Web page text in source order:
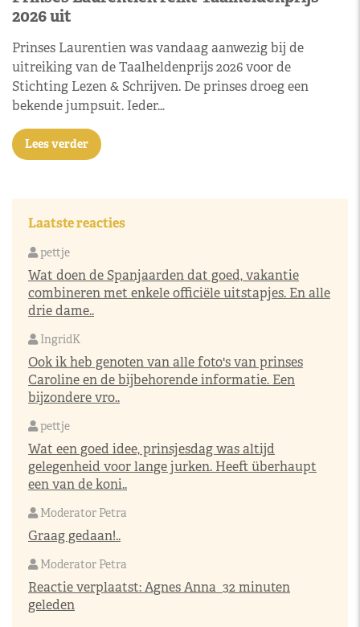
2026 uit
Prinses Laurentien was vandaag aanwezig bij de
uitreiking van de Taalheldenprijs 2026 voor de
Stichting Lezen & Schrijven. De prinses droeg een
bekende jumpsuit. Ieder…
Lees verder
Laatste reacties
pettje
Wat doen de Spanjaarden dat goed, vakantie
combineren met enkele officiële uitstapjes. En alle
drie dame..
IngridK
Ook ik heb genoten van alle foto's van prinses
Caroline en de bijbehorende informatie. Een
bijzondere vro..
pettje
Wat een goed idee, prinsjesdag was altijd
gelegenheid voor lange jurken. Heeft überhaupt
een van de koni..
Moderator Petra
Graag gedaan!..
Moderator Petra
Reactie verplaatst:Agnes Anna 32 minuten
geleden